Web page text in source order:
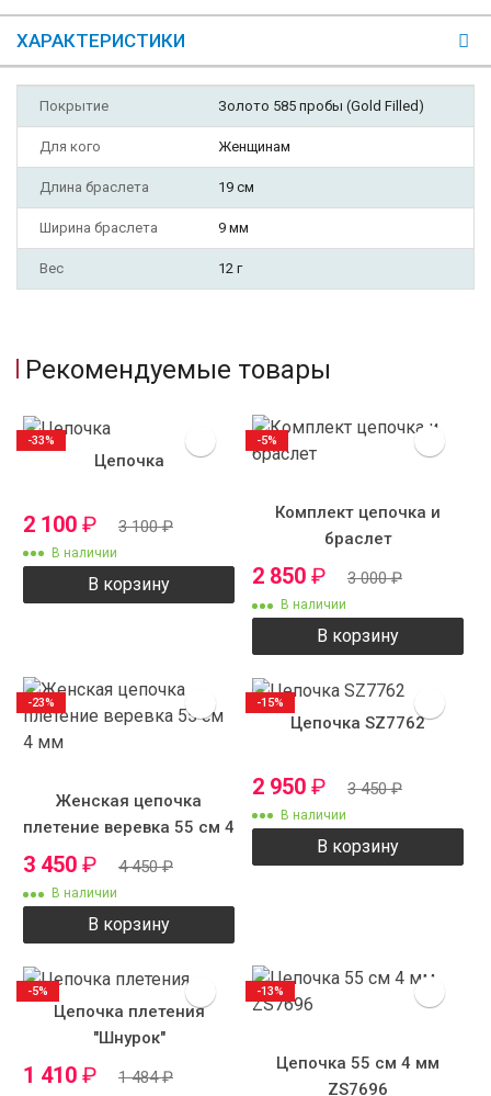
ХАРАКТЕРИСТИКИ
Покрытие Золото 585 пробы (Gold Filled)
Для кого Женщинам
Длина браслета 19 см
Ширина браслета 9 мм
Вес 12 г
Рекомендуемые товары
Цепочка
2 100 ₽ 3 100₽
В наличии
В корзину
-33%
Комплект цепочка и
браслет
2 850 ₽ 3 000₽
В наличии
В корзину
-5%
Женская цепочка
плетение веревка 55 см 4
3 450 ₽ 4 450₽
В наличии
В корзину
-23%
Цепочка SZ7762
2 950 ₽ 3 450₽
В наличии
В корзину
-15%
Цепочка плетения
"Шнурок"
1 410 ₽ 1 484₽
-5%
Цепочка 55 см 4 мм
ZS7696
-13%